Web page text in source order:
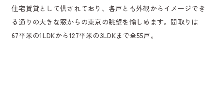
住宅賃貸として供されており、各戸とも外観からイメージでき
る通りの大きな窓からの東京の眺望を愉しめます。間取りは
67平米の1LDKから127平米の3LDKまで全55戸。